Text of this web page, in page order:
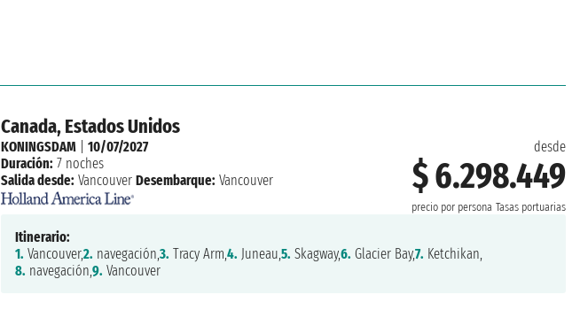
Canada, Estados Unidos
desde
$ 6.298.449
precio por persona Tasas portuarias
KONINGSDAM| 10/07/2027
Duración: 7 noches
Salida desde: Vancouver Desembarque: Vancouver
Itinerario:
1. Vancouver,2. navegación,3. Tracy Arm,4. Juneau,5. Skagway,6. Glacier Bay,7. Ketchikan,
8. navegación,9. Vancouver